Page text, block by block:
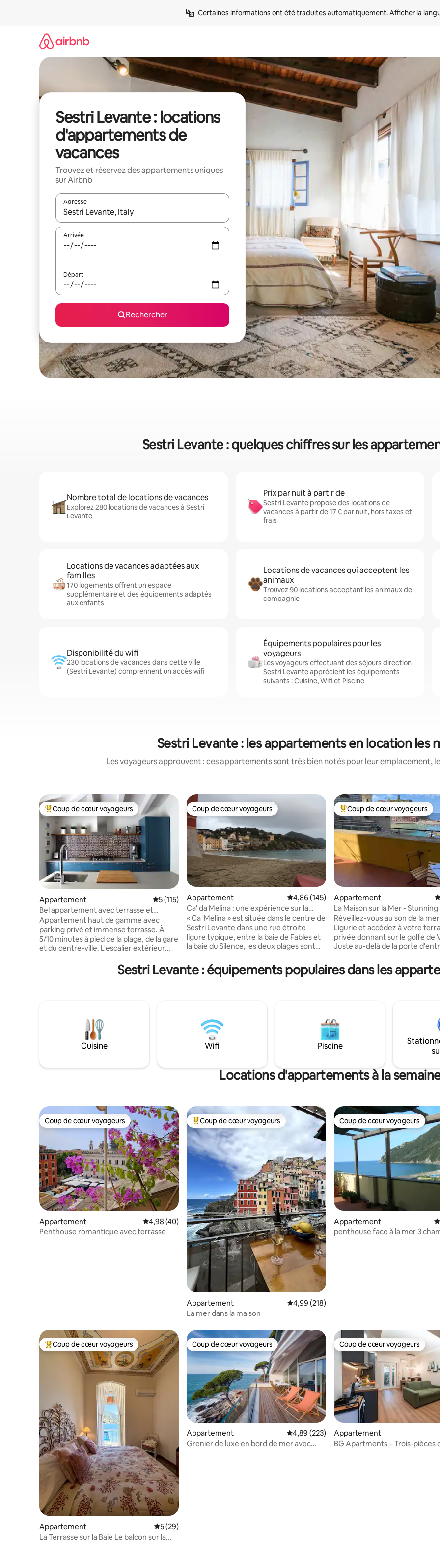
Certaines informations ont été traduites automatiquement. Afficher la
Sestri Levante : locations
d'appartements de
vacances
Trouvez et réservez des appartements uniques
sur Airbnb
Adresse
Lorsque les résultats s'affichent, utilisez les flèches vers le haut et vers le bas pour les parcourir ou en appuyant et en
Arrivée
Départ
Rechercher
Sestri Levante : quelques chiffres sur les
Nombre total de locations de vacances
Explorez 280 locations de vacances à Sestri
Levante
Prix par nuit à partir de
Sestri Levante propose des locations de
vacances à partir de 17 € par nuit, hors taxes et
frais
Locations de vacances adaptées aux
familles
170 logements offrent un espace
supplémentaire et des équipements adaptés
aux enfants
Locations de vacances qui acceptent les
animaux
Trouvez 90 locations acceptant les animaux de
compagnie
Disponibilité du wifi
230 locations de vacances dans cette ville
(Sestri Levante) comprennent un accès wifi
Équipements populaires pour les
voyageurs
Les voyageurs effectuant des séjours direction
Sestri Levante apprécient les équipements
suivants : Cuisine, Wifi et Piscine
Sestri Levante : les appartements en location les
Les voyageurs approuvent : ces appartements sont très bien notés pour leur emplacement,
Coups de cœur voyageurs les plus appréciés
Coup de cœur voyageurs
Appartement Évaluation moyenne sur la base de 115 commentaires : 5 sur 5
5 (115)
Bel appartement avec terrasse et
poutres apparentes
Appartement haut de gamme avec
parking privé et immense terrasse. À
5/10 minutes à pied de la plage, de la gare
et du centre-ville. L'escalier extérieur
superbement meublé avec un toit en
bois apparent et des planchers de bois
baignoire. Les espaces de vie et de
restauration sont aménagés avec des
meubles modernes. La disposition le
rend parfait pour deux couples ou une
Coup de cœur voyageurs
Coup de cœur voyageurs
Appartement Évaluation moyenne sur la base de 145
4,86 (145)
Ca' da Melina : une expérience sur la
Riviera
« Ca 'Melina » est située dans le centre de
Sestri Levante dans une rue étroite
ligure typique, entre la baie de Fables et
la baie du Silence, les deux plages sont
C'est un appartement au premier étage
sans ascenseur dans une maison typique
promenades dans la nature jusqu'à Punta
Manara. Dans l'appartement, il est
interdit de fumer.
Coups de cœur voyageurs les
Coup de cœur voyageurs
Appartement
La Maison sur la Mer - Stunning
à Vernazza
Réveillez-vous au son de la
Ligurie et accédez à votre
privée donnant sur le golfe de
Juste au-delà de la porte
et à l'eau, votre accès privé à la
quelques pas de votre porte.
entièrement équipée dispose
purificateur d'eau haut de
les Cinque Terre telles qu'elles
être vécues.
Sestri Levante : équipements populaires dans les
Cuisine Wifi Piscine
Locations d'appartements à la
Coup de cœur voyageurs
Coup de cœur voyageurs
Appartement Évaluation moyenne sur la base de 40 commentaires : 4,98 sur 5
4,98 (40)
Penthouse romantique avec terrasse
Coups de cœur voyageurs les plus appréciés
Coup de cœur voyageurs
Appartement Évaluation moyenne sur la base de 218
4,99 (218)
La mer dans la maison
Coup de cœur voyageurs
Coup de cœur voyageurs
Appartement
penthouse face à la mer 3
Coups de cœur voyageurs les plus appréciés
Coup de cœur voyageurs
Appartement Évaluation moyenne sur la base de 29 commentaires : 5 sur 5
5 (29)
La Terrasse sur la Baie Le balcon sur la
Coup de cœur voyageurs
Coup de cœur voyageurs
Appartement Évaluation moyenne sur la base de 223
4,89 (223)
Grenier de luxe en bord de mer avec
Coup de cœur voyageurs
Coup de cœur voyageurs
Appartement
BG Apartments – Trois-pièces